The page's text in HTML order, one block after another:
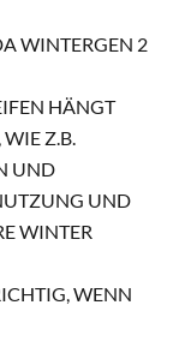
WINTERGEN 2
HÄNGT
Z.B.
R
UND PF
HA
WENN